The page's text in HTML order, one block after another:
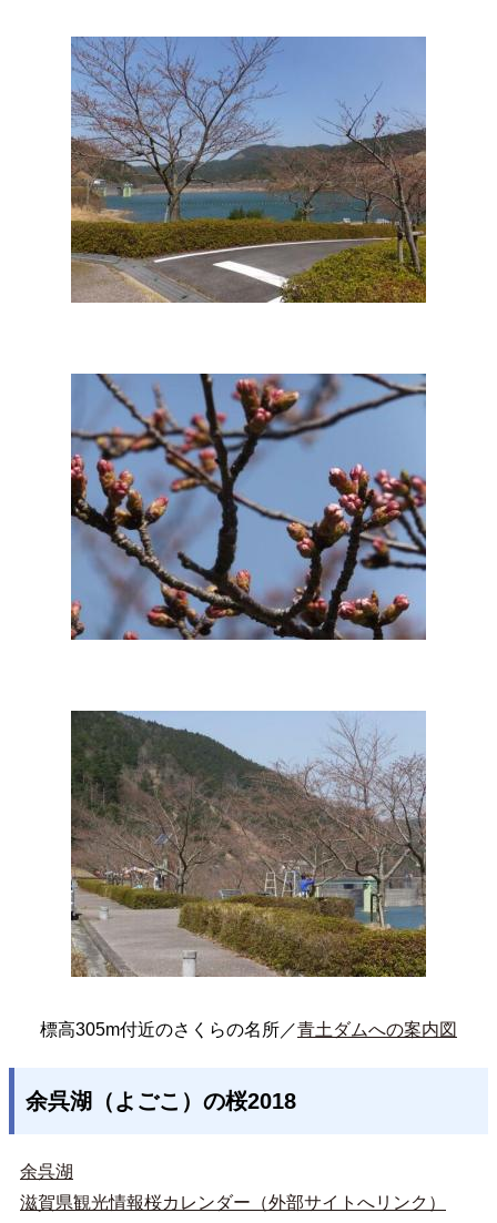
標高305m付近のさくらの名所／青土ダムへの案内図
余呉湖（よごこ）の桜2018
余呉湖
滋賀県観光情報桜カレンダー（外部サイトへリンク）